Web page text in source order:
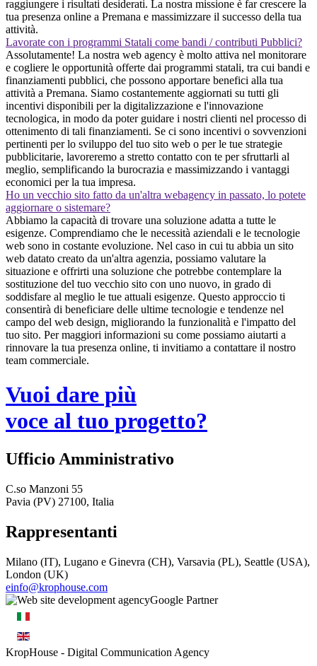
raggiungere i risultati desiderati. La nostra missione è far crescere la
tua presenza online a Premana e massimizzare il successo della tua
attività.
Lavorate con i programmi Statali come bandi / contributi Pubblici?
Assolutamente! La nostra web agency è molto attiva nel monitorare
e cogliere le opportunità offerte dai programmi statali, tra cui bandi e
finanziamenti pubblici, che possono apportare benefici alla tua
attività a Premana. Siamo costantemente aggiornati su tutti gli
incentivi disponibili per la digitalizzazione e l'innovazione
tecnologica, in modo da poter guidare i nostri clienti nel processo di
ottenimento di tali finanziamenti. Se ci sono incentivi o sovvenzioni
pertinenti per lo sviluppo del tuo sito web o per le tue strategie
pubblicitarie, lavoreremo a stretto contatto con te per sfruttarli al
meglio, semplificando la burocrazia e massimizzando i vantaggi
economici per la tua impresa.
Ho un vecchio sito fatto da un'altra webagency in passato, lo potete
aggiornare o sistemare?
Abbiamo la capacità di trovare una soluzione adatta a tutte le
esigenze. Comprendiamo che le necessità aziendali e le tecnologie
web sono in costante evoluzione. Nel caso in cui tu abbia un sito
web datato creato da un'altra agenzia, possiamo valutare la
situazione e offrirti una soluzione che potrebbe contemplare la
sostituzione del tuo vecchio sito con uno nuovo, in grado di
soddisfare al meglio le tue attuali esigenze. Questo approccio ti
consentirà di beneficiare delle ultime tecnologie e tendenze nel
campo del web design, migliorando la funzionalità e l'impatto del
tuo sito. Per maggiori informazioni su come possiamo aiutarti a
rinnovare la tua presenza online, ti invitiamo a contattare il nostro
team commerciale.
Vuoi dare più
voce al tuo progetto?
Ufficio Amministrativo
C.so Manzoni 55
Pavia (PV) 27100, Italia
Rappresentanti
Milano (IT), Lugano e Ginevra (CH), Varsavia (PL), Seattle (USA),
London (UK)
einfo@krophouse.com
KropHouse - Digital Communication Agency